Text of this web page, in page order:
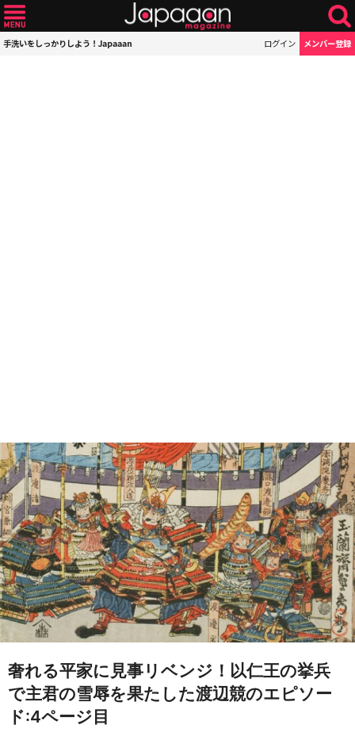
手洗いをしっかりしよう！Japaaan ログイン メンバー登録
奢れる平家に見事リベンジ！以仁王の挙兵
で主君の雪辱を果たした渡辺競のエピソー
ド:4ページ目